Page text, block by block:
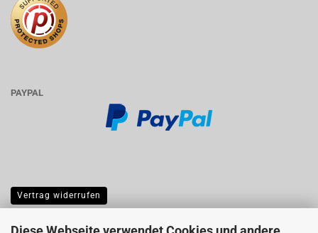
PAYPAL
Vertrag widerrufen